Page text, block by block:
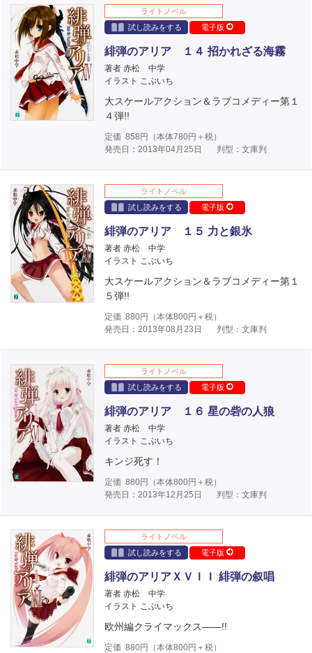
ライトノベル
試し読みをする
電子版
緋弾のアリア １４ 招かれざる海霧
著者 赤松 中学
イラスト こぶいち
大スケールアクション＆ラブコメディー第１
４弾!!
定価 858 円（本体780円＋税）
発売日：2013年04月25日
判型：文庫判
ライトノベル
試し読みをする
電子版
緋弾のアリア １５ 力と銀氷
著者 赤松 中学
イラスト こぶいち
大スケールアクション＆ラブコメディー第１
５弾!!
定価 880円（本体800円＋税）
発売日：2013年08月23日
判型：文庫判
ライトノベル
試し読みをする
電子版
緋弾のアリア １６ 星の砦の人狼
著者 赤松 中学
イラスト こぶいち
キンジ死す！
定価 880円（本体800円＋税）
発売日：2013年12月25日
判型：文庫判
ライトノベル
試し読みをする
電子版
緋弾のアリアＸＶＩＩ 緋弾の叙唱
著者 赤松 中学
イラスト こぶいち
欧州編クライマックス――!!
定価 880円（本体800円＋税）